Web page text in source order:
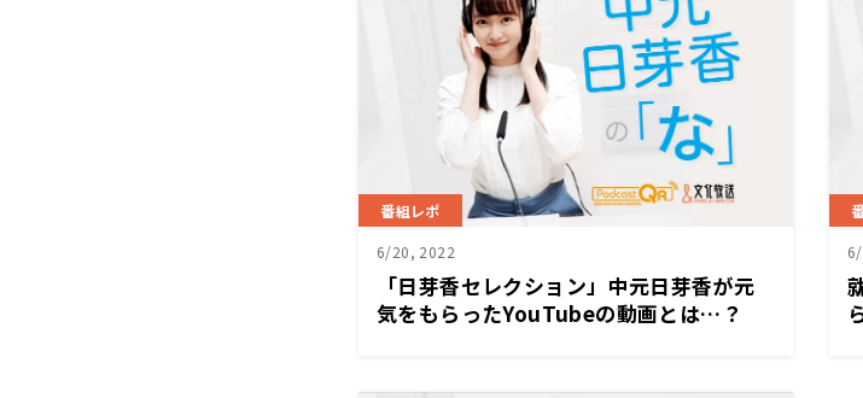
番組レポ
6/20, 2022
「日芽香セレクション」中元日芽香が元
気をもらったYouTubeの動画とは…？